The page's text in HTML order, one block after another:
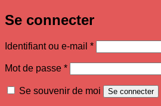
Se connecter
Identifiant ou e-mail *Obligatoire
Mot de passe *Obligatoire
Se souvenir de moi Se connecter